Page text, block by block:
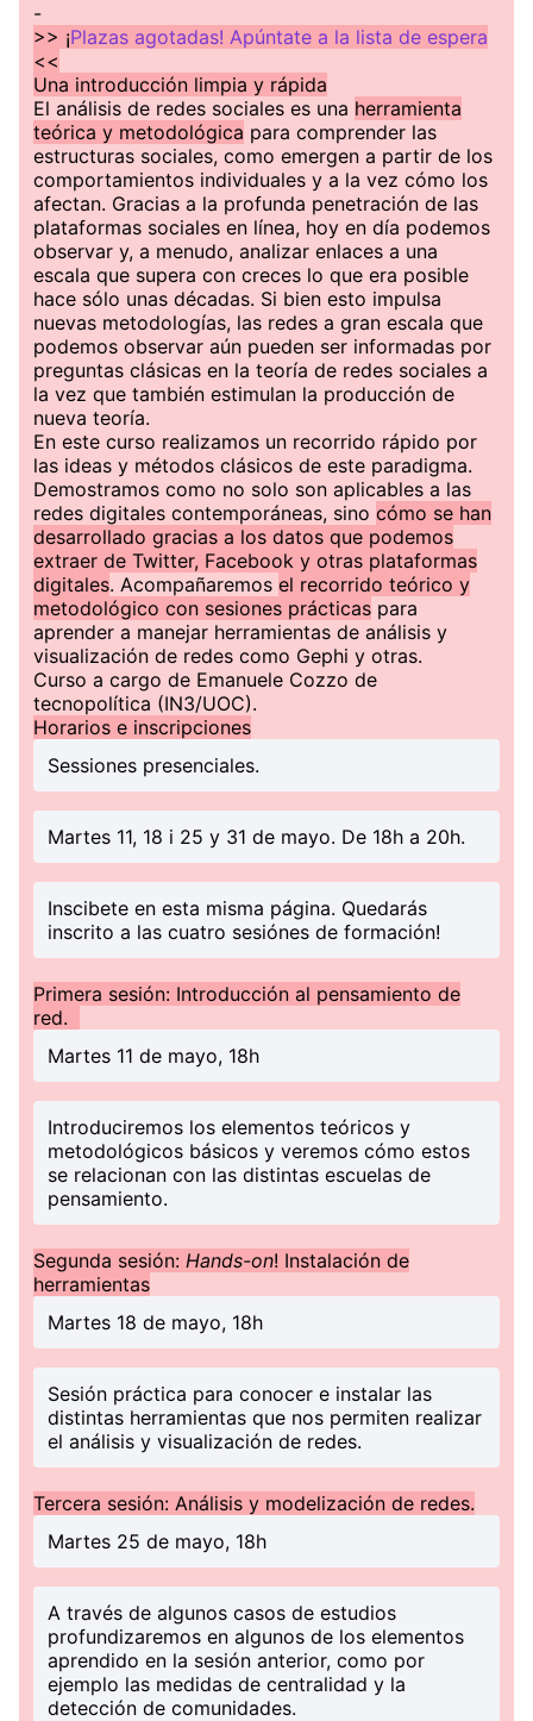
-
>> ¡Plazas agotadas! Apúntate a la lista de espera
<<
Una introducción limpia y rápida
El análisis de redes sociales es una herramienta
teórica y metodológica para comprender las
estructuras sociales, como emergen a partir de los
comportamientos individuales y a la vez cómo los
afectan. Gracias a la profunda penetración de las
plataformas sociales en línea, hoy en día podemos
observar y, a menudo, analizar enlaces a una
escala que supera con creces lo que era posible
hace sólo unas décadas. Si bien esto impulsa
nuevas metodologías, las redes a gran escala que
podemos observar aún pueden ser informadas por
preguntas clásicas en la teoría de redes sociales a
la vez que también estimulan la producción de
nueva teoría.
En este curso realizamos un recorrido rápido por
las ideas y métodos clásicos de este paradigma.
Demostramos como no solo son aplicables a las
redes digitales contemporáneas, sino cómo se han
desarrollado gracias a los datos que podemos
extraer de Twitter, Facebook y otras plataformas
digitales. Acompañaremos el recorrido teórico y
metodológico con sesiones prácticas para
aprender a manejar herramientas de análisis y
visualización de redes como Gephi y otras.
Curso a cargo de Emanuele Cozzo de
tecnopolítica (IN3/UOC).
Horarios e inscripciones
Sessiones presenciales.
Martes 11, 18 i 25 y 31 de mayo. De 18h a 20h.
Inscibete en esta misma página. Quedarás
inscrito a las cuatro sesiónes de formación!
Primera sesión: Introducción al pensamiento de
red.
Martes 11 de mayo, 18h
Introduciremos los elementos teóricos y
metodológicos básicos y veremos cómo estos
se relacionan con las distintas escuelas de
pensamiento.
Segunda sesión: Hands-on! Instalación de
herramientas
Martes 18 de mayo, 18h
Sesión práctica para conocer e instalar las
distintas herramientas que nos permiten realizar
el análisis y visualización de redes.
Tercera sesión: Análisis y modelización de redes.
Martes 25 de mayo, 18h
A través de algunos casos de estudios
profundizaremos en algunos de los elementos
aprendido en la sesión anterior, como por
ejemplo las medidas de centralidad y la
detección de comunidades.